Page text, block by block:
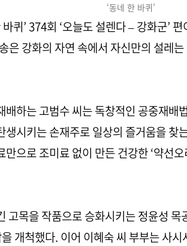
‘동네 한 바퀴’
퀴’ 374회 ‘오늘도 설렌다 – 강화군’
은 강화의 자연 속에서 자신만의 설레
배하는 고범수 씨는 독창적인 공중재배
생시키는 손재주로 일상의 즐거움을 찾
만으로 조미료 없이 만든 건강한 ‘약선
고목을 작품으로 승화시키는 정윤성
개척했다. 이어 이혜숙 씨 부부는 사